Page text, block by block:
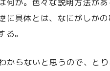
に具体とは、なにがしか
。
からないと思うので、と